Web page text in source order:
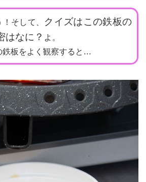
！そして、 クイズはこの鉄板の
はなに？ よ。
鉄板をよく観察すると…